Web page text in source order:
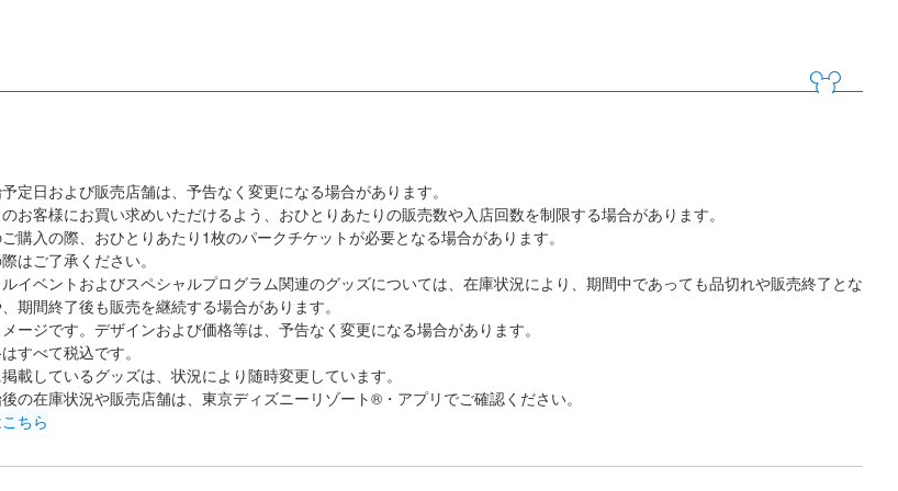
定日および販売店舗は、予告なく変更になる場合があります。
お客様にお買い求めいただけるよう、おひとりあたりの販売数や入店回数を制限する場合があります。
購入の際、おひとりあたり1枚のパークチケットが必要となる場合があります。
はご了承ください。
イベントおよびスペシャルプログラム関連のグッズについては、在庫状況により、期間中であっても品切れや販売終了とな
期間終了後も販売を継続する場合があります。
ージです。デザインおよび価格等は、予告なく変更になる場合があります。
すべて税込です。
載しているグッズは、状況により随時変更しています。
の在庫状況や販売店舗は、東京ディズニーリゾート®・アプリでご確認ください。
こちら